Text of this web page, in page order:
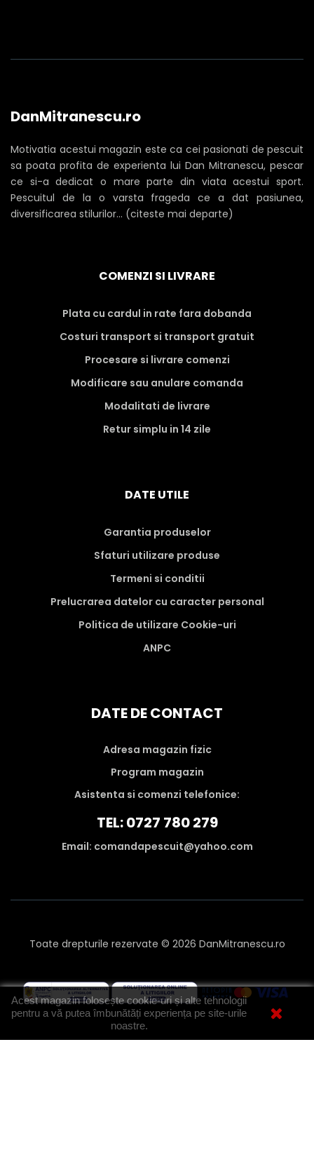
DanMitranescu.ro
Motivatia acestui magazin este ca cei pasionati de pescuit
sa poata profita de experienta lui Dan Mitranescu, pescar
ce si-a dedicat o mare parte din viata acestui sport.
Pescuitul de la o varsta frageda ce a dat pasiunea,
diversificarea stilurilor... (citeste mai departe)
COMENZI SI LIVRARE
Plata cu cardul in rate fara dobanda
Costuri transport si transport gratuit
Procesare si livrare comenzi
Modificare sau anulare comanda
Modalitati de livrare
Retur simplu in 14 zile
DATE UTILE
Garantia produselor
Sfaturi utilizare produse
Termeni si conditii
Prelucrarea datelor cu caracter personal
Politica de utilizare Cookie-uri
ANPC
DATE DE CONTACT
Adresa magazin fizic
Program magazin
Asistenta si comenzi telefonice:
TEL: 0727 780 279
Email: comandapescuit@yahoo.com
Acest magazin folosește cookie-uri și alte tehnologii
pentru a vă putea îmbunătăți experiența pe site-urile
noastre.
Toate drepturile rezervate © 2026 DanMitranescu.ro